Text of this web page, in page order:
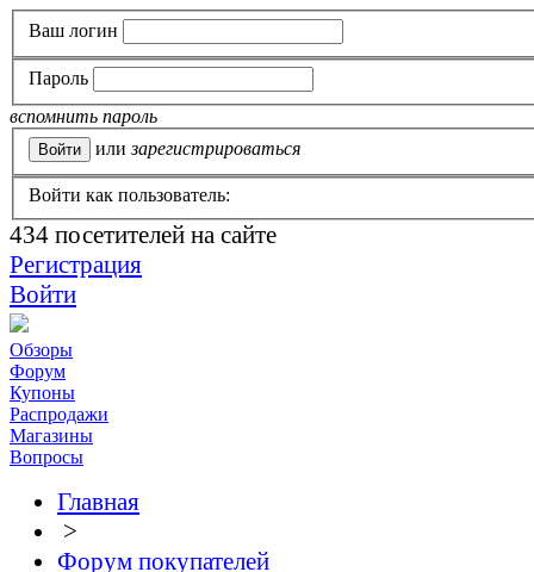
Ваш логин
Пароль
вспомнить пароль
или зарегистрироваться
Войти как пользователь:
434 посетителей на сайте
Регистрация
Войти
Обзоры
Форум
Купоны
Распродажи
Магазины
Вопросы
Главная
>
Форум покупателей